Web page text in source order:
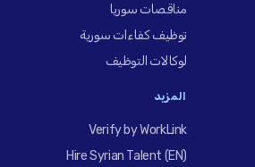
مناقصات سوريا
توظيف كفاءات سورية
لوكالات التوظيف
المزيد
Verify by WorkLink
Hire Syrian Talent (EN)